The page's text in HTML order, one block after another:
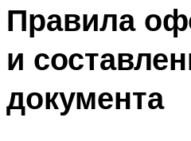
Правила
и
документа